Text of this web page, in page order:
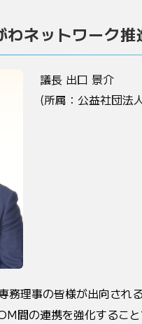
わネットワーク推
議長 出口 景介
(所属：公益社団法
務理事の皆様が出向され
間の連携を強化するこ